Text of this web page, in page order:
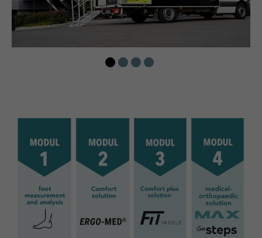
Name
cookie_optin
providers
Sgalinski
Speichert den Zustimmungsstatus
aktuellen Domäne.